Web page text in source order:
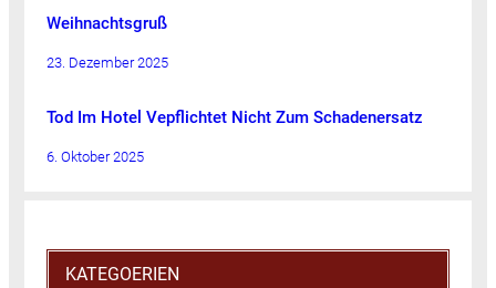
Weihnachtsgruß
23. Dezember 2025
Tod Im Hotel Vepflichtet Nicht Zum Schadenersatz
6. Oktober 2025
KATEGOERIEN